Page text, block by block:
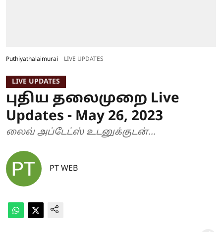
Puthiyathalaimurai LIVE UPDATES
LIVE UPDATES
புதிய தலைமுறை Live
Updates - May 26, 2023
லைவ் அப்டேட்ஸ் உடனுக்குடன்...
PT WEB